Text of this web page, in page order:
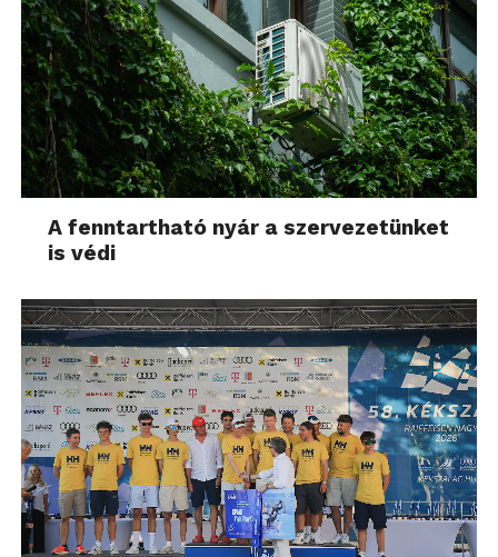
A fenntartható nyár a szervezetünket
is védi